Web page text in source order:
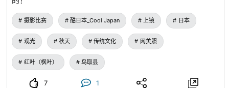
摄影比赛 酷日本_Cool Japan 上镜 日本
观光 秋天 传统文化 网美照
红叶（枫叶） 鸟取县
7 1